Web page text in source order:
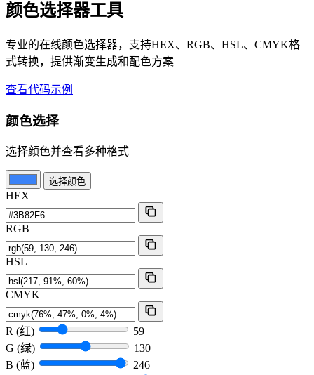
颜色选择器工具
专业的在线颜色选择器，支持HEX、RGB、HSL、CMYK格
式转换，提供渐变生成和配色方案
查看代码示例
颜色选择
选择颜色并查看多种格式
选择颜色
HEX
RGB
HSL
CMYK
R (红)
59
G (绿)
130
B (蓝)
246